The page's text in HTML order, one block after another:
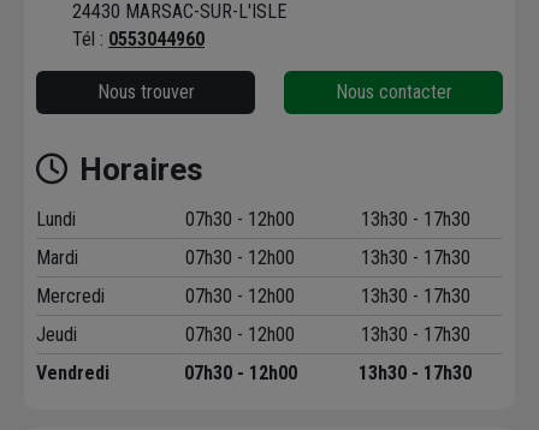
24430 MARSAC-SUR-L'ISLE
Tél : 0553044960
Nous trouver Nous contacter
Horaires
Lundi 07h30 - 12h00
13h30 - 17h30
Mardi
07h30 - 12h00
13h30 - 17h30
Mercredi
07h30 - 12h00
13h30 - 17h30
Jeudi
07h30 - 12h00
13h30 - 17h30
Vendredi
07h30 - 12h00 13h30 - 17h30